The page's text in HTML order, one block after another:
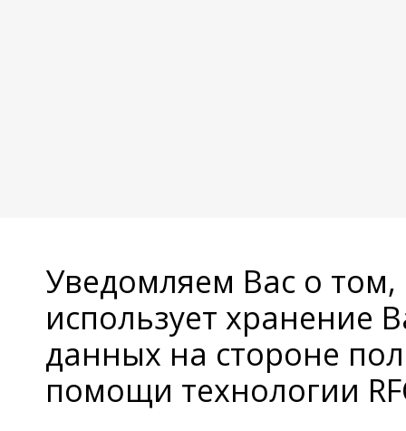
Уведомляем Вас о
использует хранение
данных на стороне
помощи технологии